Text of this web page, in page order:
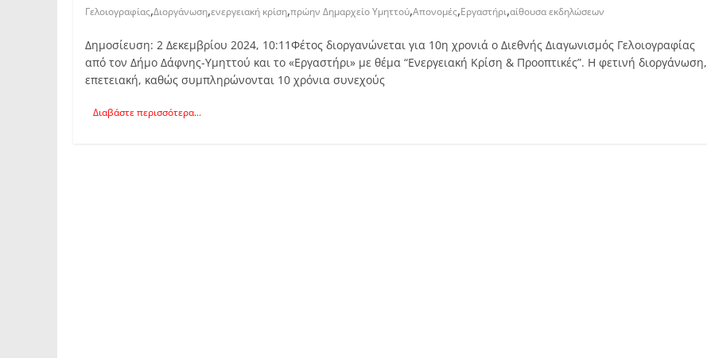
Γελοιογραφίας,Διοργάνωση,ενεργειακή κρίση,πρώην Δημαρχείο Υμηττού,Απονομές,Εργαστήρι,αίθουσα εκδηλώσεων
Δημοσίευση: 2 Δεκεμβρίου 2024, 10:11Φέτος διοργανώνεται για 10η χρονιά ο Διεθνής Διαγωνισμός Γελοιογραφίας
από τον Δήμο Δάφνης-Υμηττού και το «Εργαστήρι» με θέμα “Ενεργειακή Κρίση & Προοπτικές”. Η φετινή διοργάνωση,
επετειακή, καθώς συμπληρώνονται 10 χρόνια συνεχούς
Διαβάστε περισσότερα...